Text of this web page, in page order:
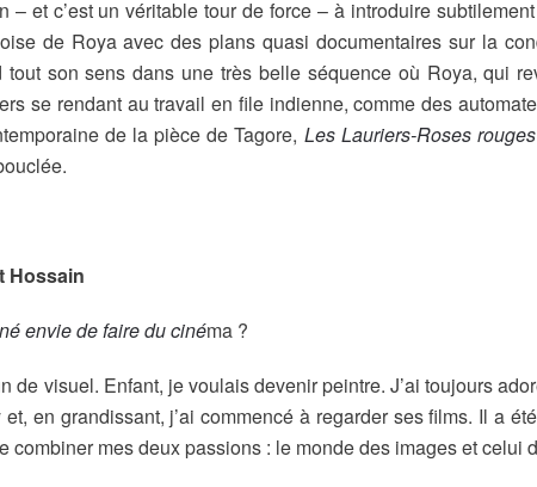
– et c’est un véritable tour de force – à introduire
de Roya avec des plans quasi documentaires sur la
son sens dans une très belle séquence où Roya, qui
se rendant au travail en file indienne, comme des
de la pièce de Tagore, Les Lauriers-Roses rouges
Hossain
envie de faire du cinéma ?
de visuel. Enfant, je voulais devenir peintre. J’ai toujours
en grandissant, j’ai commencé à regarder ses films. Il a
combiner mes deux passions : le monde des images et celui